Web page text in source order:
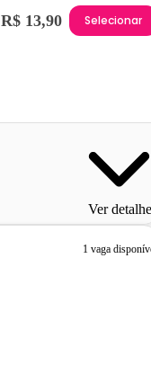
R$ 13,90 Selecionar
Ver
1 vaga